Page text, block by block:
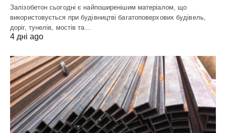
Залізобетон сьогодні є найпоширенішим матеріалом, що
використовується при будівництві багатоповерхових будівель,
доріг, тунелів, мостів та…
4 дні ago